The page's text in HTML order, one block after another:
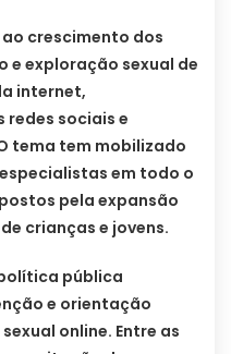
crescimento dos
e exploração sexual de
internet,
redes sociais e
tema tem mobilizado
em todo o
pela expansão
crianças e jovens.
pública
e orientação
online. Entre as